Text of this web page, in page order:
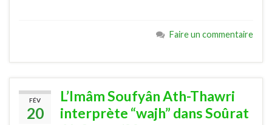
Faire un commentaire
FÉV
20
L’Imâm Soufyân Ath-Thawri
interprète “wajh” dans Soûrat